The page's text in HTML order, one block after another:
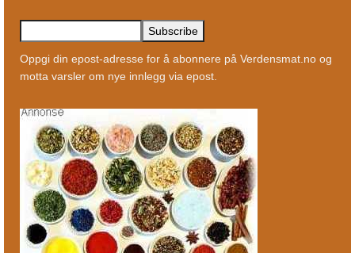
Oppgi din epost-adresse for å abonnere på Verdensmat.no og
motta varsler om nye innlegg via epost.